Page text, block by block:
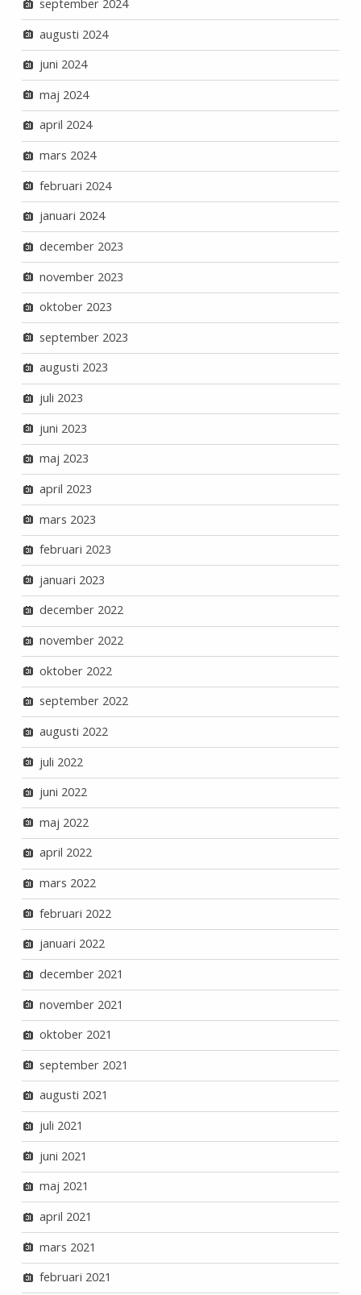
september 2024
augusti 2024
juni 2024
maj 2024
april 2024
mars 2024
februari 2024
januari 2024
december 2023
november 2023
oktober 2023
september 2023
augusti 2023
juli 2023
juni 2023
maj 2023
april 2023
mars 2023
februari 2023
januari 2023
december 2022
november 2022
oktober 2022
september 2022
augusti 2022
juli 2022
juni 2022
maj 2022
april 2022
mars 2022
februari 2022
januari 2022
december 2021
november 2021
oktober 2021
september 2021
augusti 2021
juli 2021
juni 2021
maj 2021
april 2021
mars 2021
februari 2021